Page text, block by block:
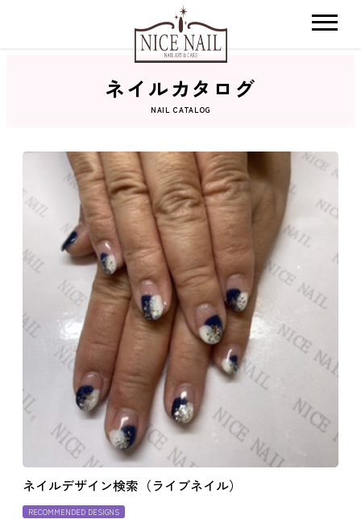
ネイルカタログ
おすすめクーポン
料金メニュー
コンセプト
よくあるご質問
ご利用の流れ
取り扱いカラー
ネイルカタログ
NAIL CATALOG
ネイルデザイン検索（ライブネイル）
RECOMMENDED DESIGNS